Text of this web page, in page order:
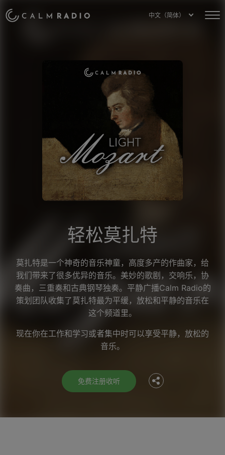
中文（简体）
轻松莫扎特
莫扎特是一个神奇的音乐神童，高度多产的作曲家，给
我们带来了很多优异的音乐。美妙的歌剧，交响乐，协
奏曲，三重奏和古典钢琴独奏。平静广播Calm Radio的
策划团队收集了莫扎特最为平缓，放松和平静的音乐在
这个频道里。
现在你在工作和学习或者集中时可以享受平静，放松的
音乐。
免费注册收听
Facebook